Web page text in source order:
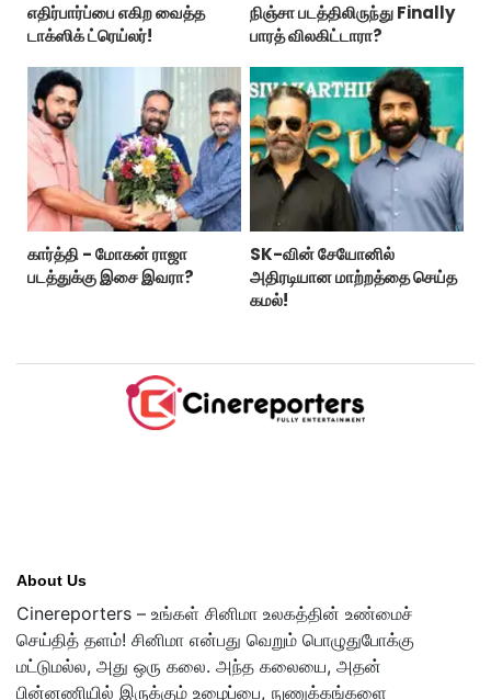
எதிர்பார்ப்பை எகிற வைத்த
டாக்ஸிக் ட்ரெய்லர்!
நிஞ்சா படத்திலிருந்து Finally
பாரத் விலகிட்டாரா?
கார்த்தி - மோகன் ராஜா
படத்துக்கு இசை இவரா?
SK-வின் சேயோனில்
அதிரடியான மாற்றத்தை செய்த
கமல்!
About Us
Cinereporters – உங்கள் சினிமா உலகத்தின் உண்மைச்
செய்தித் தளம்! சினிமா என்பது வெறும் பொழுதுபோக்கு
மட்டுமல்ல, அது ஒரு கலை. அந்த கலையை, அதன்
பின்னணியில் இருக்கும் உழைப்பை, நுணுக்கங்களை